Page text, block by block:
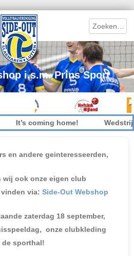
Search
i.s.m. Prins Sport
It’s coming home!
en andere geinteresseerden,
wij ook onze eigen club
via: Side-Out Webshop
zaterdag 18 september,
onze clubkleding
de sporthal!